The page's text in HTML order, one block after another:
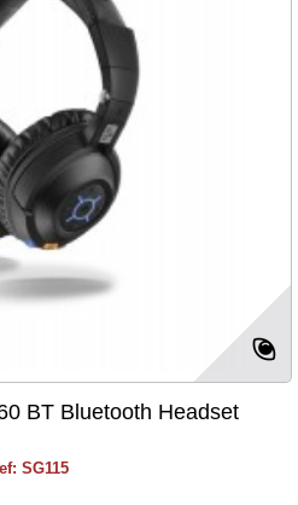
BT Bluetooth Headset
SG115